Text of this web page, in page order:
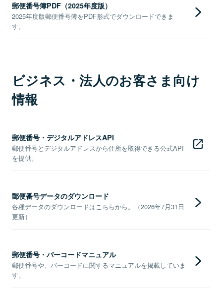
郵便番号簿PDF（2025年度版）
2025年度版郵便番号簿をPDF形式でダウンロードできま
す。
ビジネス・法人のお客さま向け
情報
郵便番号・デジタルアドレスAPI
郵便番号とデジタルアドレスから住所を取得できる公式API
を提供。
郵便番号データのダウンロード
各種データのダウンロードはこちらから。（2026年7月31日
更新）
郵便番号・バーコードマニュアル
郵便番号や、バーコードに関するマニュアルを掲載していま
す。